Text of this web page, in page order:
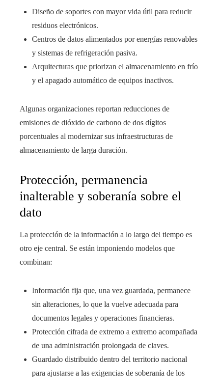
Diseño de soportes con mayor vida útil para reducir
residuos electrónicos.
Centros de datos alimentados por energías renovables
y sistemas de refrigeración pasiva.
Arquitecturas que priorizan el almacenamiento en frío
y el apagado automático de equipos inactivos.
Algunas organizaciones reportan reducciones de
emisiones de dióxido de carbono de dos dígitos
porcentuales al modernizar sus infraestructuras de
almacenamiento de larga duración.
Protección, permanencia
inalterable y soberanía sobre el
dato
La protección de la información a lo largo del tiempo es
otro eje central. Se están imponiendo modelos que
combinan:
Información fija que, una vez guardada, permanece
sin alteraciones, lo que la vuelve adecuada para
documentos legales y operaciones financieras.
Protección cifrada de extremo a extremo acompañada
de una administración prolongada de claves.
Guardado distribuido dentro del territorio nacional
para ajustarse a las exigencias de soberanía de los